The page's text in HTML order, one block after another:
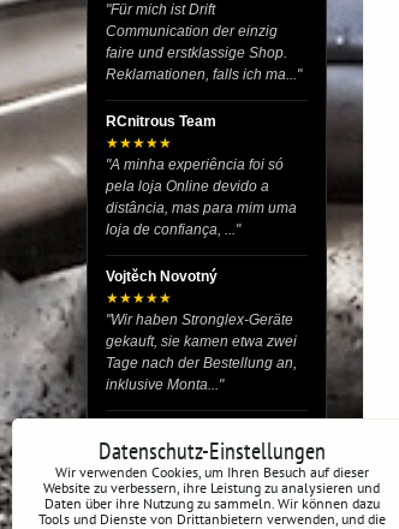
"Für mich ist Drift
Communication der einzig
faire und erstklassige Shop.
Reklamationen, falls ich ma..."
RCnitrous Team
★★★★★
"A minha experiência foi só
pela loja Online devido a
distância, mas para mim uma
loja de confiança, ..."
Vojtěch Novotný
★★★★★
"Wir haben Stronglex-Geräte
gekauft, sie kamen etwa zwei
Tage nach der Bestellung an,
inklusive Monta..."
★★★★★
"Hier gibt es viele Dinge, die
du für dein Drift-Auto
verwenden kannst, egal ob
Datenschutz-Einstellungen
Wir verwenden Cookies, um Ihren Besuch auf dieser
Website zu verbessern, ihre Leistung zu analysieren und
Daten über ihre Nutzung zu sammeln. Wir können dazu
Tools und Dienste von Drittanbietern verwenden, und die